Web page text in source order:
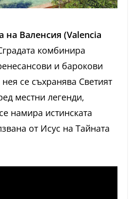
на Валенсия (Valencia
комбинира
и барокови
се съхранява Светият
местни легенди,
намира истинската
от Исус на Тайната